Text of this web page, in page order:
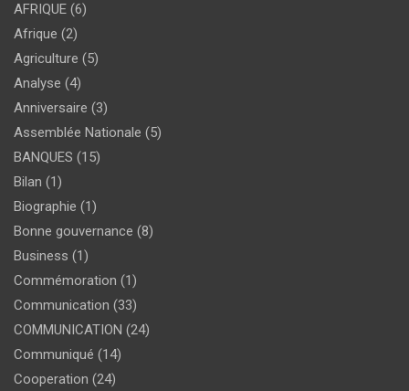
AFRIQUE (6)
Afrique (2)
Agriculture (5)
Analyse (4)
Anniversaire (3)
Assemblée Nationale (5)
BANQUES (15)
Bilan (1)
Biographie (1)
Bonne gouvernance (8)
Business (1)
Commémoration (1)
Communication (33)
COMMUNICATION (24)
Communiqué (14)
Cooperation (24)